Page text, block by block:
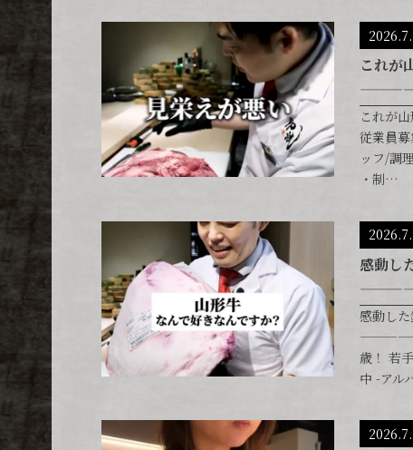
これが
これ
従業員
ッフ/調
・制…
感動し
感動し
歳！ 若
中 -アル